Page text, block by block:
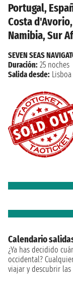
Portugal,
Costa
Namibia, Sur
SEVEN SEAS
Duración: 25 noches
Salida desde: Lisboa
Calendario
¿Ya has decidido
occidental?
viajar y descubrir